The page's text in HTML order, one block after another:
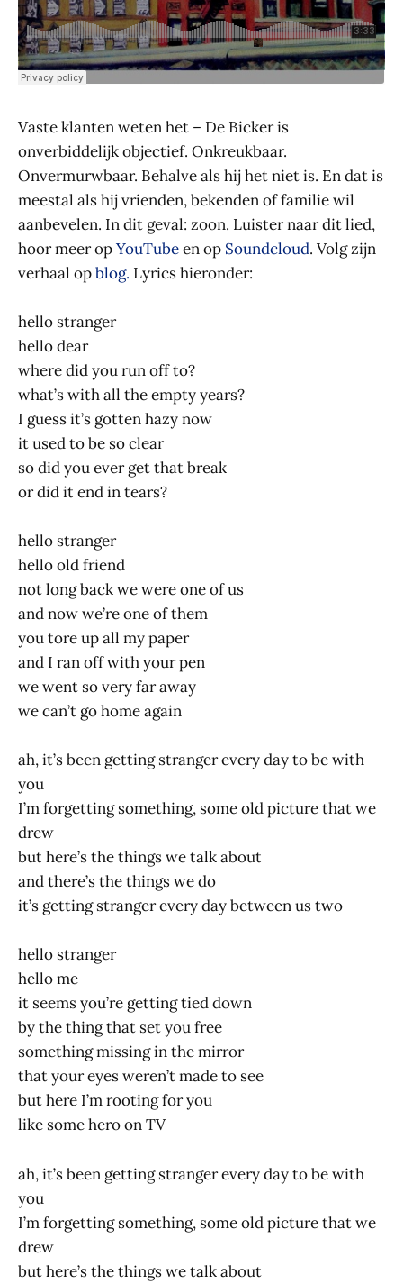
Vaste klanten weten het – De Bicker is
onverbiddelijk objectief. Onkreukbaar.
Onvermurwbaar. Behalve als hij het niet is. En dat is
meestal als hij vrienden, bekenden of familie wil
aanbevelen. In dit geval: zoon. Luister naar dit lied,
hoor meer opYouTubeen op Soundcloud. Volg zijn
verhaal opblog. Lyrics hieronder:
hello stranger
hello dear
where did you run off to?
what’s with all the empty years?
I guess it’s gotten hazy now
it used to be so clear
so did you ever get that break
or did it end in tears?
hello stranger
hello old friend
not long back we were one of us
and now we’re one of them
you tore up all my paper
and I ran off with your pen
we went so very far away
we can’t go home again
ah, it’s been getting stranger every day to be with
you
I’m forgetting something, some old picture that we
drew
but here’s the things we talk about
and there’s the things we do
it’s getting stranger every day between us two
hello stranger
hello me
it seems you’re getting tied down
by the thing that set you free
something missing in the mirror
that your eyes weren’t made to see
but here I’m rooting for you
like some hero on TV
ah, it’s been getting stranger every day to be with
you
I’m forgetting something, some old picture that we
drew
but here’s the things we talk about